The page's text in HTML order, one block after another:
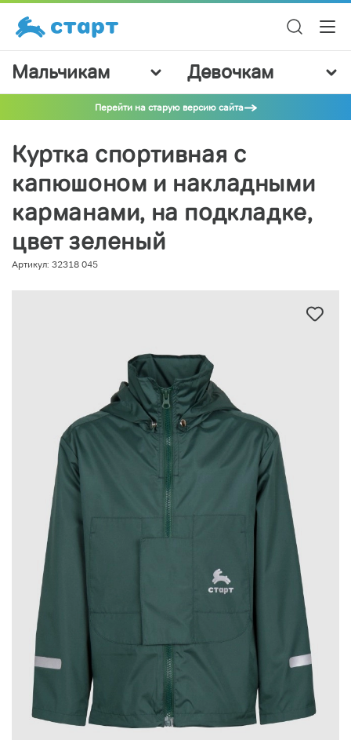
Мальчикам Девочкам
Перейти на старую версию сайта
Куртка спортивная с
капюшоном и накладными
карманами, на подкладке,
цвет зеленый
Артикул: 32318 045